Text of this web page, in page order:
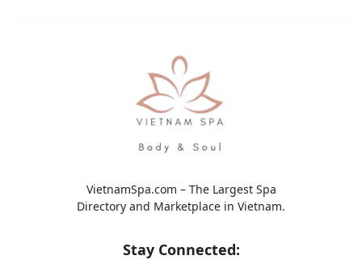
VietnamSpa.com – The Largest Spa
Directory and Marketplace in Vietnam.
Stay Connected: